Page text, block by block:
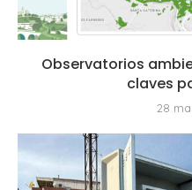
Observatorios
claves
28